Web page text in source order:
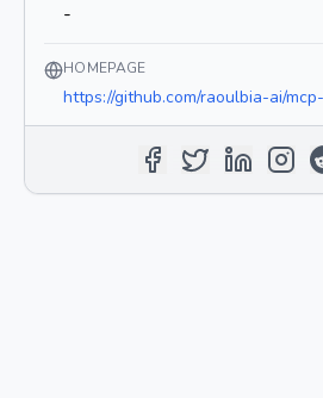
-
HOMEPAGE
https://github.com/raoulbia-ai/